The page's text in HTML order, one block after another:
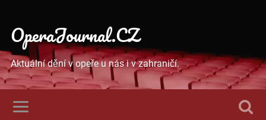
OperaJournal.CZ
Aktuální dění v opeře u nás i v zahraničí.